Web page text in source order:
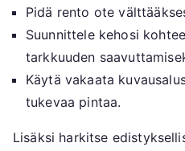
Pidä rento ote
Suunnittele kehosi
tarkkuuden
Käytä vakaata
tukevaa pintaa.
Lisäksi harkitse